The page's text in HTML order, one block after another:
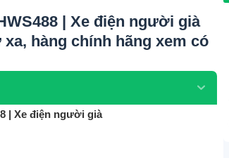
| Xe điện người già
hàng chính hãng xem có
| Xe điện người già